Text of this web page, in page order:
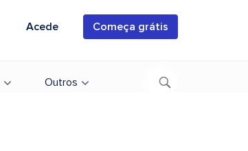
Acede Começa grátis
Outros